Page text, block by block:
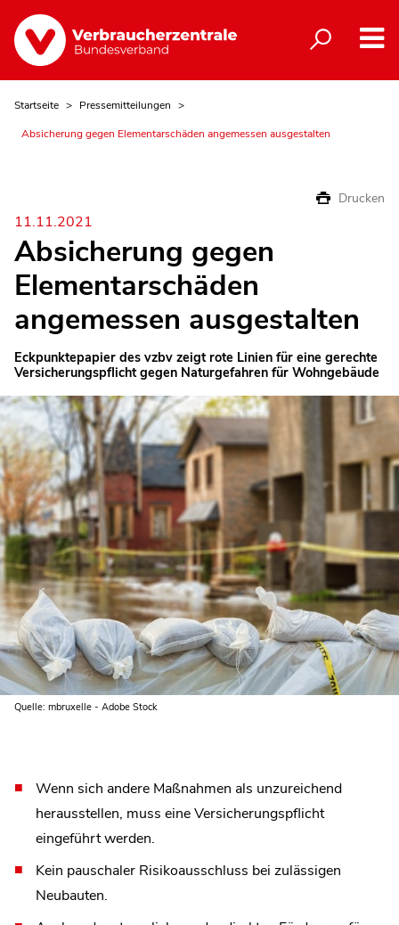
Startseite
Pressemitteilungen
Absicherung gegen Elementarschäden angemessen ausgestalten
Drucken
11.11.2021
Absicherung gegen
Elementarschäden
angemessen ausgestalten
Eckpunktepapier des vzbv zeigt rote Linien für eine gerechte
Versicherungspflicht gegen Naturgefahren für Wohngebäude
Quelle: mbruxelle - Adobe Stock
Wenn sich andere Maßnahmen als unzureichend
herausstellen, muss eine Versicherungspflicht
eingeführt werden.
Kein pauschaler Risikoausschluss bei zulässigen
Neubauten.